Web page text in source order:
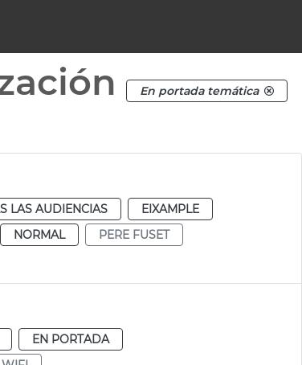
En portada temática
LAS AUDIENCIAS
EIXAMPLE
NORMAL
PERE FUSET
EN PORTADA